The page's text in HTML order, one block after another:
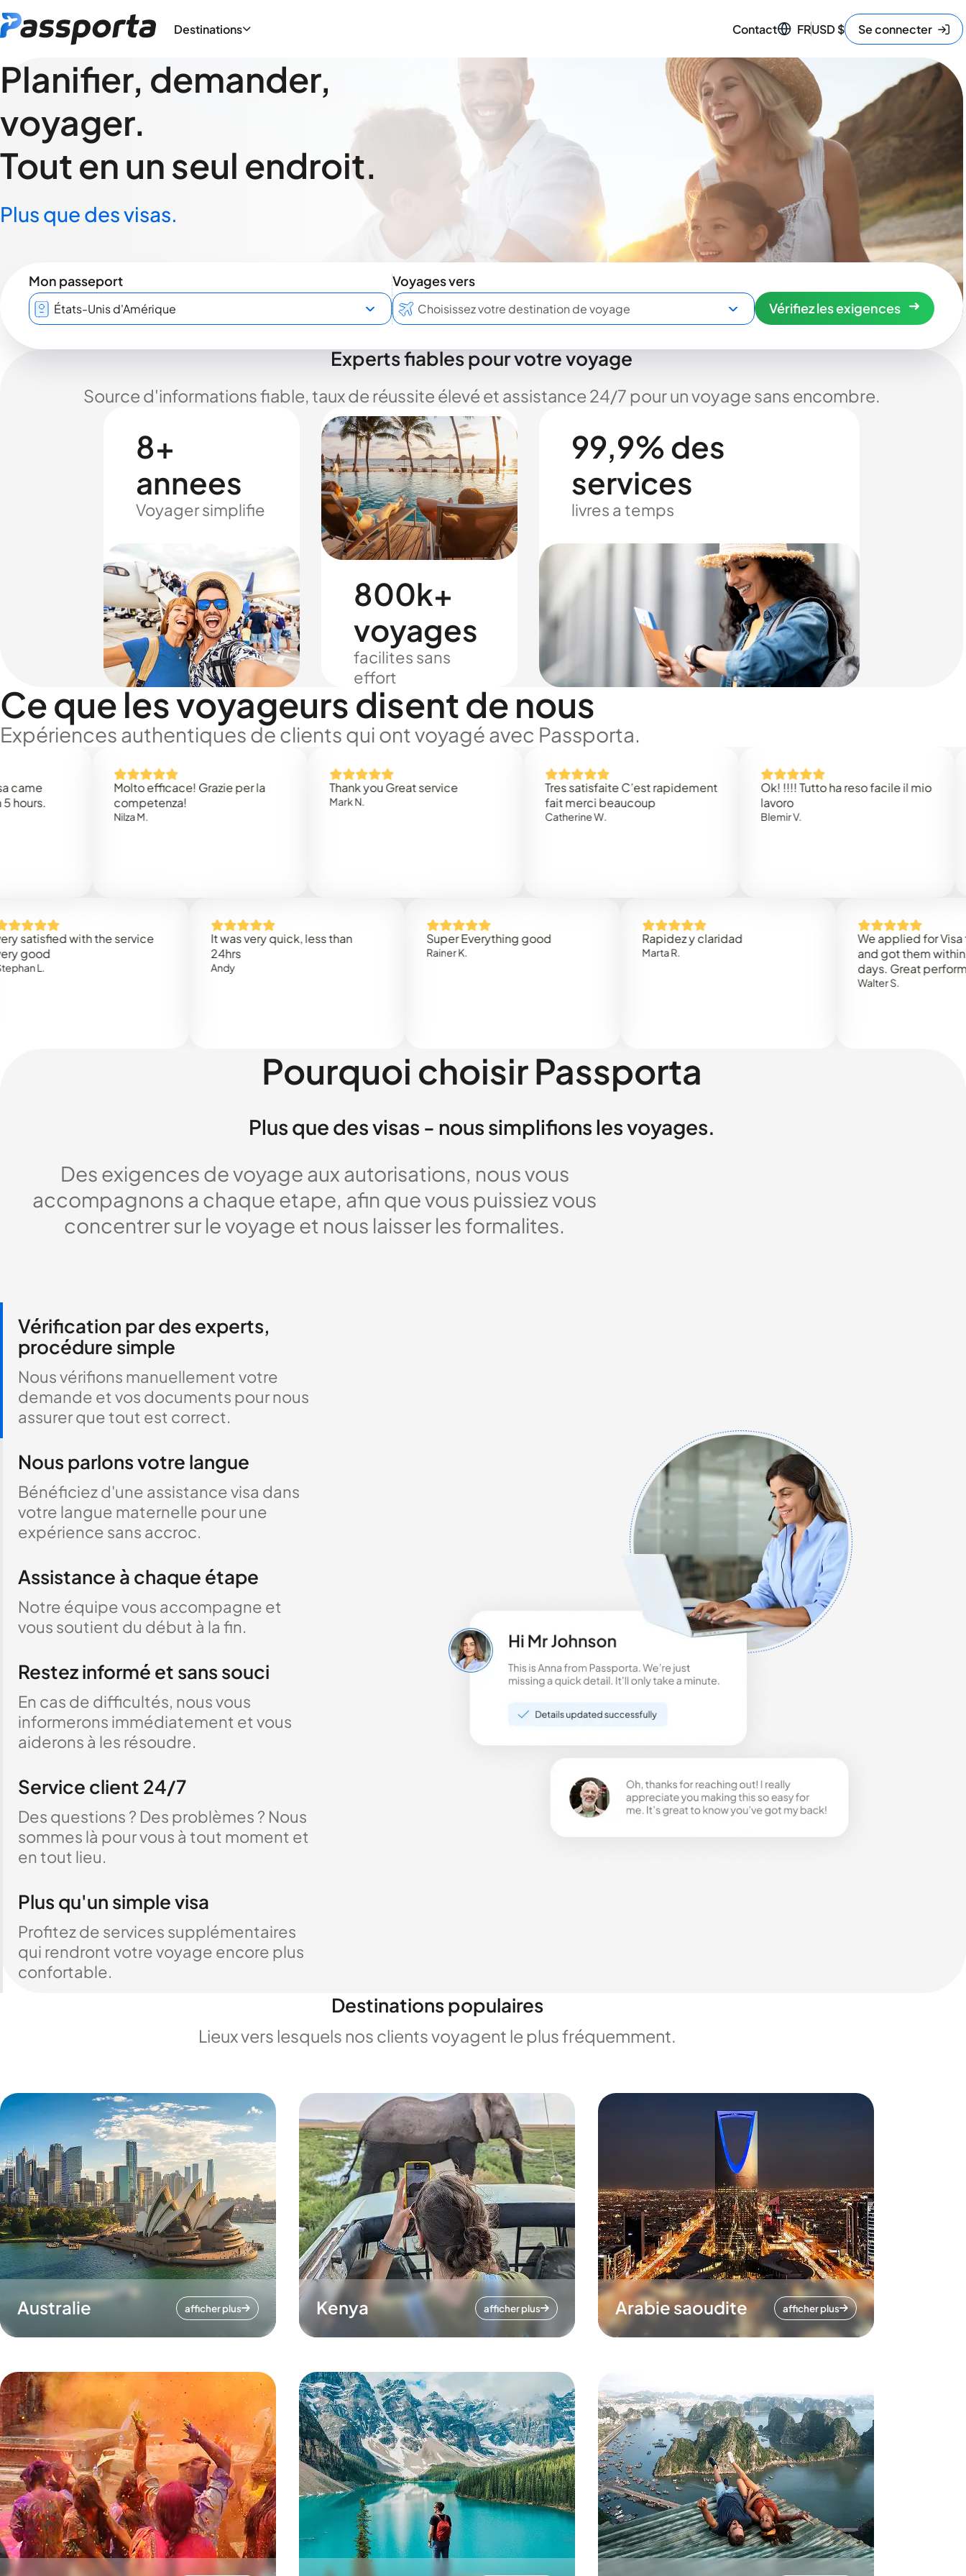
Destinations Contact FRUSD$ Se connecter
Planifier, demander,
voyager.
Tout en un seul endroit.
Plus que des visas.
Mon passeport
Voyages vers
Vérifiez les exigences
Experts fiables pour votre voyage
Source d'informations fiable, taux de réussite élevé et assistance 24/7 pour un voyage sans encombre.
8+
annees
Voyager simplifie
800k+
voyages
facilites sans
effort
99,9% des
services
livres a temps
Ce que les voyageurs disent de nous
Expériences authentiques de clients qui ont voyagé avec Passporta.
Molto efficace! Grazie per la
competenza!
Thank you Great service
Tres satisfaite C’est rapidement
fait merci beaucoup
Catherine W.
Ok! !!!! Tutto ha reso facile il mio
with the service
It was very quick, less than
Super Everything good Rapidez y claridad
We applied for Visa to
and got them within 3
days. Great performance!
Walter S.
Pourquoi choisir Passporta
Plus que des visas - nous simplifions les voyages.
Des exigences de voyage aux autorisations, nous vous
accompagnons a chaque etape, afin que vous puissiez vous
concentrer sur le voyage et nous laisser les formalites.
Vérification par des experts,
procédure simple
Nous vérifions manuellement votre
demande et vos documents pour nous
assurer que tout est correct.
Nous parlons votre langue
Bénéficiez d'une assistance visa dans
votre langue maternelle pour une
expérience sans accroc.
Assistance à chaque étape
Notre équipe vous accompagne et
vous soutient du début à la fin.
Restez informé et sans souci
En cas de difficultés, nous vous
informerons immédiatement et vous
aiderons à les résoudre.
Service client 24/7
Des questions ? Des problèmes ? Nous
sommes là pour vous à tout moment et
en tout lieu.
Plus qu'un simple visa
Profitez de services supplémentaires
qui rendront votre voyage encore plus
confortable.
Destinations populaires
Lieux vers lesquels nos clients voyagent le plus fréquemment.
Australie afficher plus Kenya afficher plus Arabie saoudite afficher plus